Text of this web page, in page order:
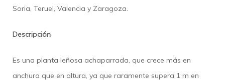
Soria, Teruel, Valencia y Zaragoza.
Descripción
Es una planta leñosa achaparrada, que crece más en
anchura que en altura, ya que raramente supera 1 m en